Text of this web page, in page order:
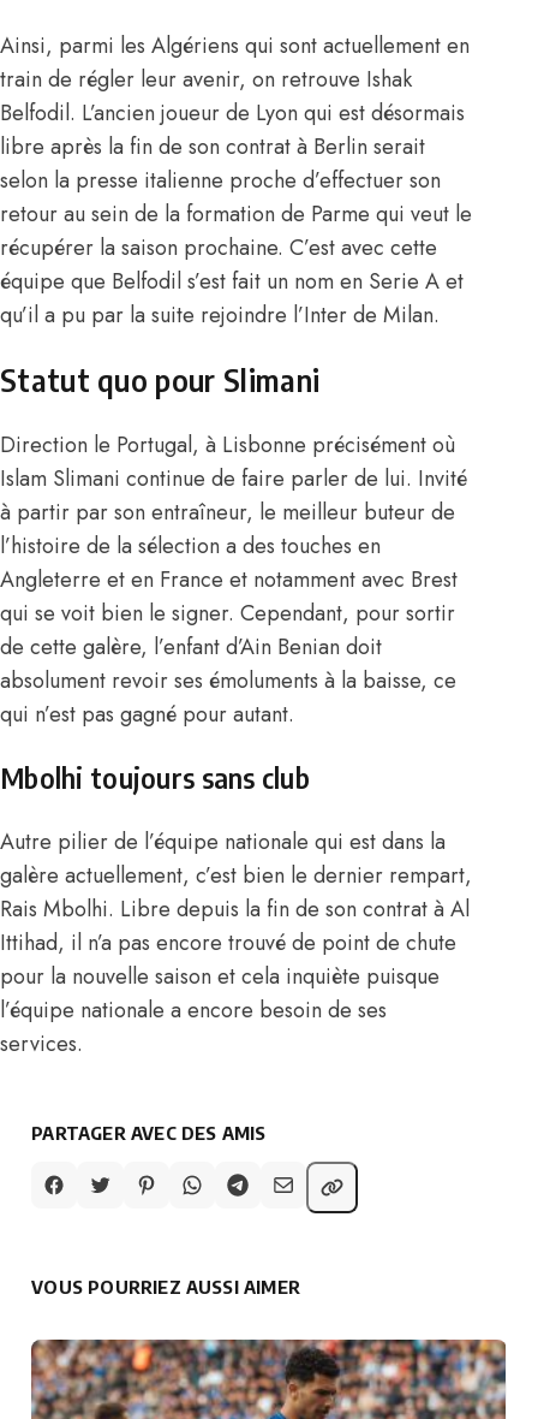
Ainsi, parmi les Algériens qui sont actuellement en
train de régler leur avenir, on retrouve Ishak
Belfodil. L’ancien joueur de Lyon qui est désormais
libre après la fin de son contrat à Berlin serait
selon la presse italienne proche d’effectuer son
retour au sein de la formation de Parme qui veut le
récupérer la saison prochaine. C’est avec cette
équipe que Belfodil s’est fait un nom en Serie A et
qu’il a pu par la suite rejoindre l’Inter de Milan.
Statut quo pour Slimani
Direction le Portugal, à Lisbonne précisément où
Islam Slimani continue de faire parler de lui. Invité
à partir par son entraîneur, le meilleur buteur de
l’histoire de la sélection a des touches en
Angleterre et en France et notamment avec Brest
qui se voit bien le signer. Cependant, pour sortir
de cette galère, l’enfant d’Ain Benian doit
absolument revoir ses émoluments à la baisse, ce
qui n’est pas gagné pour autant.
Mbolhi toujours sans club
Autre pilier de l’équipe nationale qui est dans la
galère actuellement, c’est bien le dernier rempart,
Rais Mbolhi. Libre depuis la fin de son contrat à Al
Ittihad, il n’a pas encore trouvé de point de chute
pour la nouvelle saison et cela inquiète puisque
l’équipe nationale a encore besoin de ses
services.
PARTAGER AVEC DES AMIS
VOUS POURRIEZ AUSSI AIMER